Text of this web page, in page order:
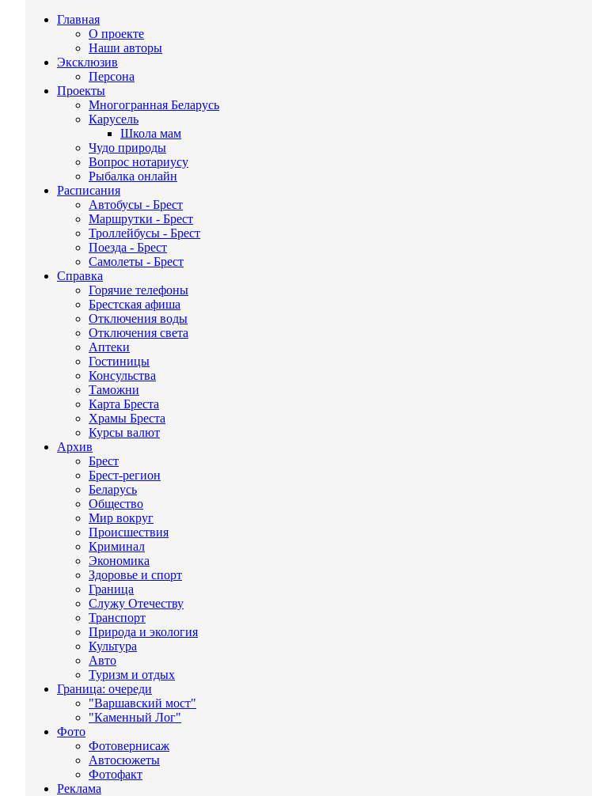
Главная
О проекте
Наши авторы
Эксклюзив
Персона
Проекты
Многогранная Беларусь
Карусель
Школа мам
Чудо природы
Вопрос нотариусу
Рыбалка онлайн
Расписания
Автобусы - Брест
Маршрутки - Брест
Троллейбусы - Брест
Поезда - Брест
Самолеты - Брест
Справка
Горячие телефоны
Брестская афиша
Отключения воды
Отключения света
Аптеки
Гостиницы
Консульства
Таможни
Карта Бреста
Храмы Бреста
Курсы валют
Архив
Брест
Брест-регион
Беларусь
Общество
Мир вокруг
Происшествия
Криминал
Экономика
Здоровье и спорт
Граница
Служу Отечеству
Транспорт
Природа и экология
Культура
Авто
Туризм и отдых
Граница: очереди
"Варшавский мост"
"Каменный Лог"
Фото
Фотовернисаж
Автосюжеты
Фотофакт
Реклама